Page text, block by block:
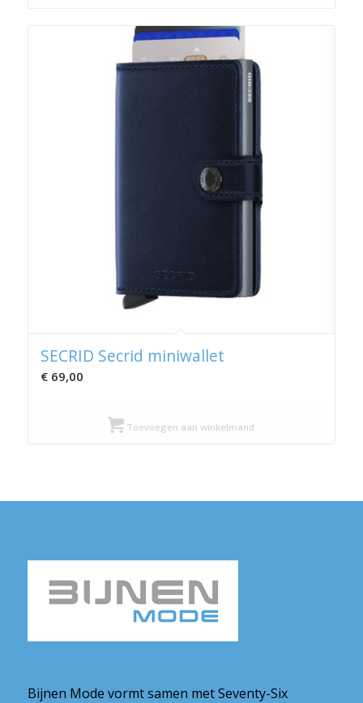
SECRID Secrid miniwallet
€69,00
Toevoegen aan winkelmand
Bijnen Mode vormt samen met Seventy-Six